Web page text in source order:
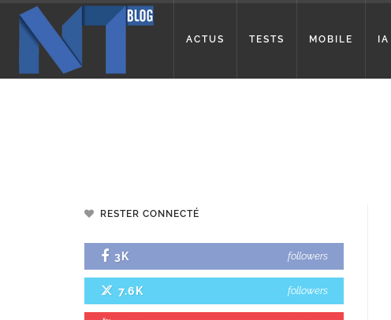
ACTUS TESTS MOBILE IA
RESTER CONNECTÉ
3K followers
7.6K followers